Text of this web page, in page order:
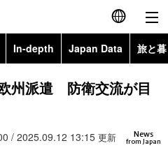
English
简体字
In-depth Japan Data 旅と
Topics
州派遣 防衛交流が目
News
from Japan
/ 2025.09.12 13:15 更新